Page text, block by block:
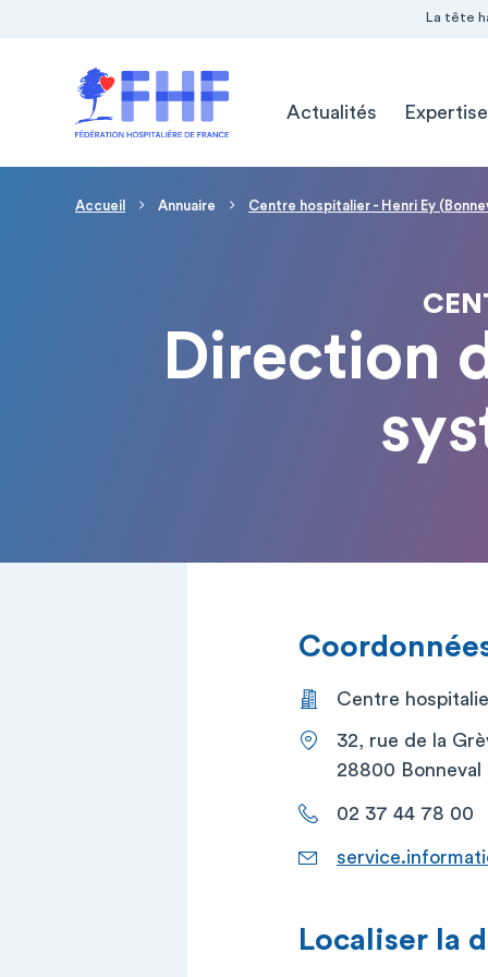
La tête
Actualités
Fil d'Ariane
Accueil Annuaire Centre hospitalier - Henri Ey
Direction
Centre
32, rue de la
28800 Bonneval
02 37 44 78 00
Localiser la